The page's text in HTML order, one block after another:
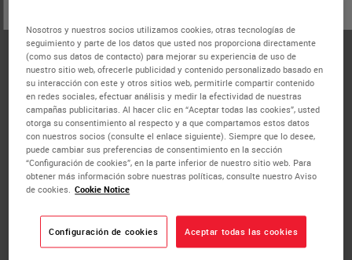
and Clinical Gynecology at the University of Virginia
Health System, Charlottesville. He is a Past President of
the American Society for Clinical Pathology (ASCP) and is
still active in multiple professional organizations. Dr.
Stoler is author or co-author of over 300 peer-reviewed
publications and multiple book chapters. His writings
have focused on his core research interests targeting the
role of gene expression in human disease, especially the
relationship between human papillomaviruses and
cervical carcinogenesis, and applications of this
knowledge to improving diagnosis and prognosis.
Nosotros y nuestros socios utilizamos cookies, otras tecnologías de
seguimiento y parte de los datos que usted nos proporciona directamente
(como sus datos de contacto) para mejorar su experiencia de uso de
nuestro sitio web, ofrecerle publicidad y contenido personalizado basado en
su interacción con este y otros sitios web, permitirle compartir contenido
en redes sociales, efectuar análisis y medir la efectividad de nuestras
campañas publicitarias. Al hacer clic en “Aceptar todas las cookies”, usted
otorga su consentimiento al respecto y a que compartamos estos datos
con nuestros socios (consulte el enlace siguiente). Siempre que lo desee,
puede cambiar sus preferencias de consentimiento en la sección
“Configuración de cookies”, en la parte inferior de nuestro sitio web. Para
obtener más información sobre nuestras políticas, consulte nuestro Aviso
de cookies. Cookie Notice
Configuración de cookies Aceptar todas las cookies